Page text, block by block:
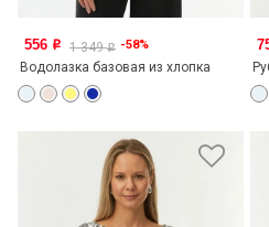
556 o 1 349o -58%
Водолазка базовая из хлопка